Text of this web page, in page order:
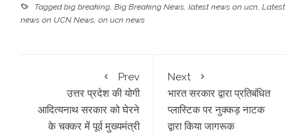
Taggedbig breaking, Big Breaking News, latest news on ucn, Latest
news on UCN News, on ucn news
Prev
उत्तर प्रदेश की योगी
आदित्यनाथ सरकार को घेरने
के चक्कर में पूर्व मुख्यमंत्री
Next
भारत सरकार द्वारा प्रतिबंधित
प्लास्टिक पर नुक्कड़ नाटक
द्वारा किया जागरूक